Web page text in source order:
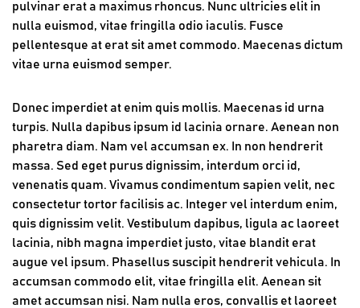
pulvinar erat a maximus rhoncus. Nunc ultricies elit in
nulla euismod, vitae fringilla odio iaculis. Fusce
pellentesque at erat sit amet commodo. Maecenas dictum
vitae urna euismod semper.
Donec imperdiet at enim quis mollis. Maecenas id urna
turpis. Nulla dapibus ipsum id lacinia ornare. Aenean non
pharetra diam. Nam vel accumsan ex. In non hendrerit
massa. Sed eget purus dignissim, interdum orci id,
venenatis quam. Vivamus condimentum sapien velit, nec
consectetur tortor facilisis ac. Integer vel interdum enim,
quis dignissim velit. Vestibulum dapibus, ligula ac laoreet
lacinia, nibh magna imperdiet justo, vitae blandit erat
augue vel ipsum. Phasellus suscipit hendrerit vehicula. In
accumsan commodo elit, vitae fringilla elit. Aenean sit
amet accumsan nisi. Nam nulla eros, convallis et laoreet